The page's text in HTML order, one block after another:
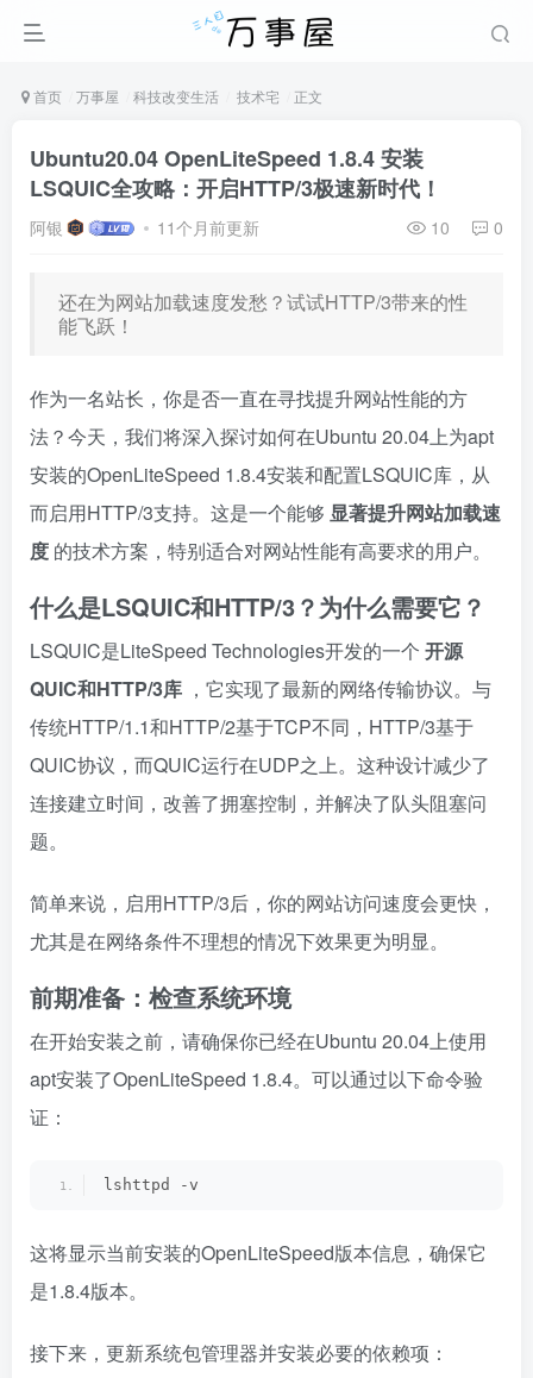
首页 万事屋 科技改变生活 技术宅 正文
Ubuntu20.04 OpenLiteSpeed 1.8.4 安装
LSQUIC全攻略：开启HTTP/3极速新时代！
阿银 11个月前更新 10 0
还在为网站加载速度发愁？试试HTTP/3带来的性
能飞跃！
作为一名站长，你是否一直在寻找提升网站性能的方
法？今天，我们将深入探讨如何在Ubuntu 20.04上为apt
安装的OpenLiteSpeed 1.8.4安装和配置LSQUIC库，从
而启用HTTP/3支持。这是一个能够 显著提升网站加载速
度 的技术方案，特别适合对网站性能有高要求的用户。
什么是LSQUIC和HTTP/3？为什么需要它？
LSQUIC是LiteSpeed Technologies开发的一个 开源
QUIC和HTTP/3库 ，它实现了最新的网络传输协议。与
传统HTTP/1.1和HTTP/2基于TCP不同，HTTP/3基于
QUIC协议，而QUIC运行在UDP之上。这种设计减少了
连接建立时间，改善了拥塞控制，并解决了队头阻塞问
题。
简单来说，启用HTTP/3后，你的网站访问速度会更快，
尤其是在网络条件不理想的情况下效果更为明显。
前期准备：检查系统环境
在开始安装之前，请确保你已经在Ubuntu 20.04上使用
apt安装了OpenLiteSpeed 1.8.4。可以通过以下命令验
证：
lshttpd -v
这将显示当前安装的OpenLiteSpeed版本信息，确保它
是1.8.4版本。
接下来，更新系统包管理器并安装必要的依赖项：